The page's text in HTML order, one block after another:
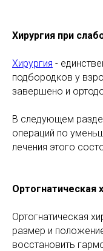
Хирургия при
Хирургия -
подбородков у
завершено и
В следующем
операций по
лечения этого
Ортогнатическая
Ортогнатическая
размер и
восстановить